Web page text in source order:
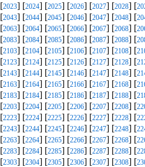
[2023] [2024] [2025] [2026] [2027] [2028] [
[2043] [2044] [2045] [2046] [2047] [2048] [
[2063] [2064] [2065] [2066] [2067] [2068] [
[2083] [2084] [2085] [2086] [2087] [2088] [
[2103] [2104] [2105] [2106] [2107] [2108] [
[2123] [2124] [2125] [2126] [2127] [2128] [
[2143] [2144] [2145] [2146] [2147] [2148] [
[2163] [2164] [2165] [2166] [2167] [2168] [
[2183] [2184] [2185] [2186] [2187] [2188] [
[2203] [2204] [2205] [2206] [2207] [2208] [
[2223] [2224] [2225] [2226] [2227] [2228] [
[2243] [2244] [2245] [2246] [2247] [2248] [
[2263] [2264] [2265] [2266] [2267] [2268] [
[2283] [2284] [2285] [2286] [2287] [2288] [
[2303] [2304] [2305] [2306] [2307] [2308] [